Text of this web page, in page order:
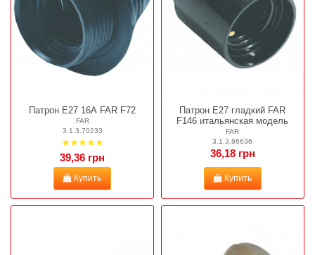
Патрон Е27 16А FAR F72
FAR
3.1.3.70233
39,36 грн
Купить
Патрон Е27 гладкий FAR
F146 итальянская модель
FAR
3.1.3.86636
36,18 грн
Купить